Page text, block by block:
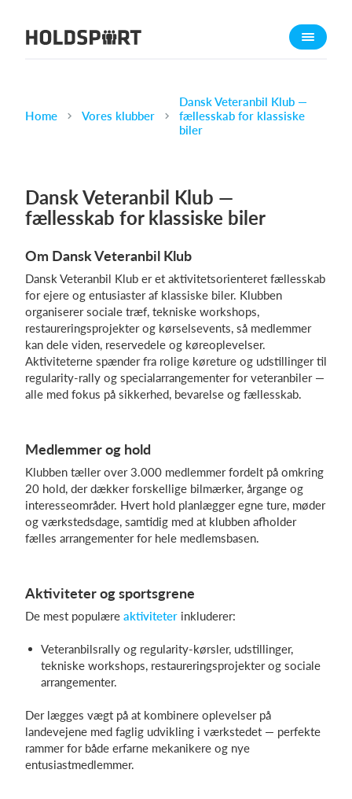
Om Holdsport
Karriere
Kalender
Hjemmeside
Webshop
Billetsystem
Hvad koster det?
Home Vores klubber
Dansk Veteranbil Klub —
fællesskab for klassiske
biler
Dansk Veteranbil Klub —
fællesskab for klassiske biler
Om Dansk Veteranbil Klub
Dansk Veteranbil Klub er et aktivitetsorienteret fællesskab
for ejere og entusiaster af klassiske biler. Klubben
organiserer sociale træf, tekniske workshops,
restaureringsprojekter og kørselsevents, så medlemmer
kan dele viden, reservedele og køreoplevelser.
Aktiviteterne spænder fra rolige køreture og udstillinger til
regularity-rally og specialarrangementer for veteranbiler —
alle med fokus på sikkerhed, bevarelse og fællesskab.
Medlemmer og hold
Klubben tæller over 3.000 medlemmer fordelt på omkring
20 hold, der dækker forskellige bilmærker, årgange og
interesseområder. Hvert hold planlægger egne ture, møder
og værkstedsdage, samtidig med at klubben afholder
fælles arrangementer for hele medlemsbasen.
Aktiviteter og sportsgrene
De mest populære aktiviteter inkluderer:
Veteranbilsrally og regularity-kørsler, udstillinger,
tekniske workshops, restaureringsprojekter og sociale
arrangementer.
Der lægges vægt på at kombinere oplevelser på
landevejene med faglig udvikling i værkstedet — perfekte
rammer for både erfarne mekanikere og nye
entusiastmedlemmer.